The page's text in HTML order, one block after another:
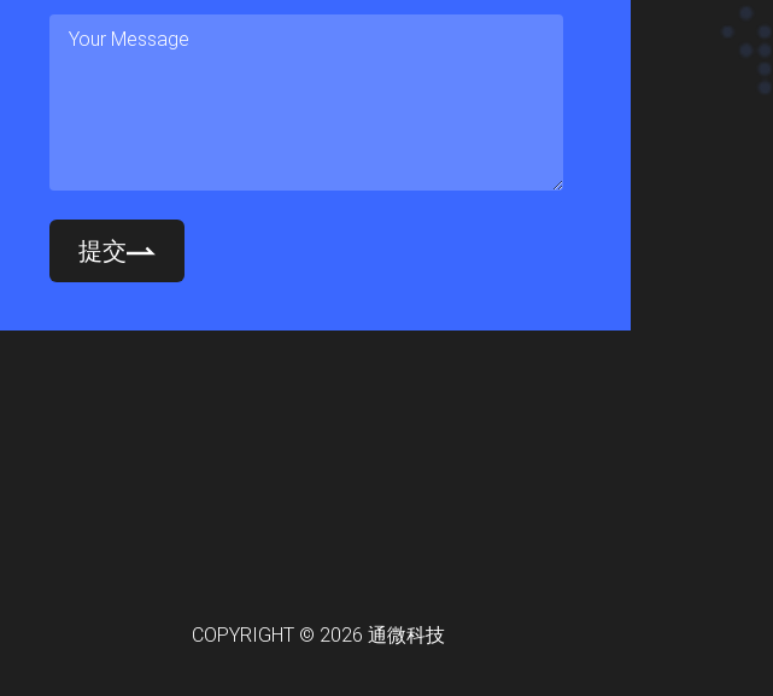
提交
COPYRIGHT © 2026 通微科技